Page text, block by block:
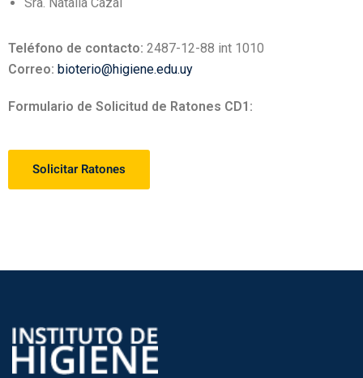
Teléfono de contacto: 2487-12-88 int 1010
Correo: bioterio@higiene.edu.uy
Formulario de Solicitud de Ratones CD1:
Solicitar Ratones